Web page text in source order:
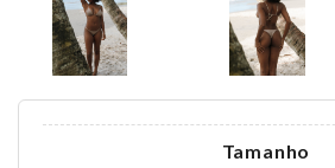
Tamanho